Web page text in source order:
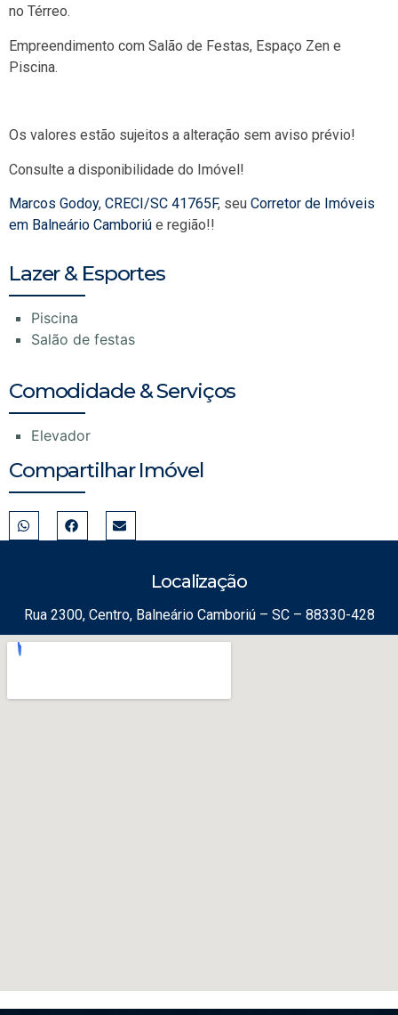
no Térreo.
Empreendimento com Salão de Festas, Espaço Zen e
Piscina.
Os valores estão sujeitos a alteração sem aviso prévio!
Consulte a disponibilidade do Imóvel!
Marcos Godoy, CRECI/SC 41765F, seu Corretor de Imóveis
em Balneário Camboriú e região!!
Lazer & Esportes
Piscina
Salão de festas
Comodidade & Serviços
Elevador
Compartilhar Imóvel
Localização
Rua 2300, Centro, Balneário Camboriú – SC – 88330-428